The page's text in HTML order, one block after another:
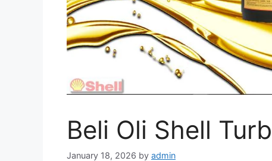
Beli Oli Shell
January 18, 2026 by admin